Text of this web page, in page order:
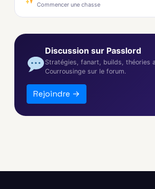
Commencer une chasse
Discussion sur Passlord
Stratégies, fanart, builds, théories
Courrousinge sur le forum.
Rejoindre →